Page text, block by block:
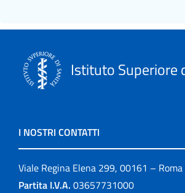
Istituto Superiore
I NOSTRI CONTATTI
Viale Regina Elena 299, 00161 – Roma
Partita I.V.A. 03657731000